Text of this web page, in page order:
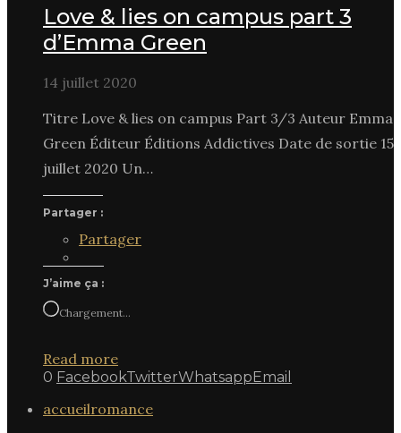
Love & lies on campus part 3
d’Emma Green
14 juillet 2020
Titre Love & lies on campus Part 3/3 Auteur Emma
Green Éditeur Éditions Addictives Date de sortie 15
juillet 2020 Un…
Partager :
Partager
J’aime ça :
Chargement…
Read more
0 FacebookTwitterWhatsappEmail
accueilromance